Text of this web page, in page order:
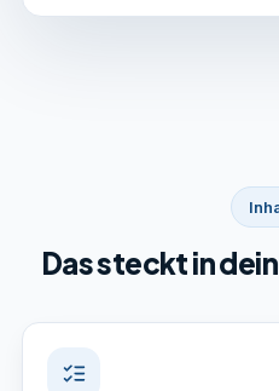
Das steckt in